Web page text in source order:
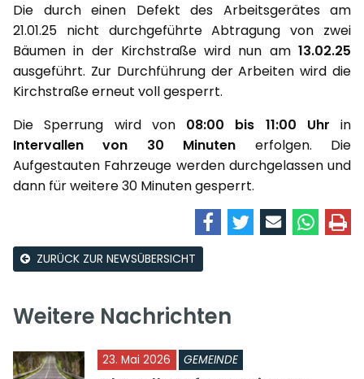
Die durch einen Defekt des Arbeitsgerätes am
21.01.25 nicht durchgeführte Abtragung von zwei
Bäumen in der Kirchstraße wird nun am 13.02.25
ausgeführt. Zur Durchführung der Arbeiten wird die
Kirchstraße erneut voll gesperrt.
Die Sperrung wird von08:00 bis 11:00 Uhr in
Intervallen von 30 Minuten erfolgen. Die
Aufgestauten Fahrzeuge werden durchgelassen und
dann für weitere 30 Minuten gesperrt.
ZURÜCK ZUR NEWSÜBERSICHT
Weitere Nachrichten
23. Mai 2026 GEMEINDE